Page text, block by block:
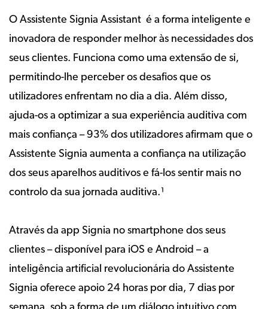
O Assistente Signia Assistant é a forma inteligente e
inovadora de responder melhor às necessidades dos
seus clientes. Funciona como uma extensão de si,
permitindo-lhe perceber os desafios que os
utilizadores enfrentam no dia a dia. Além disso,
ajuda-os a optimizar a sua experiência auditiva com
mais confiança – 93% dos utilizadores afirmam que o
Assistente Signia aumenta a confiança na utilização
dos seus aparelhos auditivos e fá-los sentir mais no
controlo da sua jornada auditiva.¹
Através da app Signia no smartphone dos seus
clientes – disponível para iOS e Android – a
inteligência artificial revolucionária do Assistente
Signia oferece apoio 24 horas por dia, 7 dias por